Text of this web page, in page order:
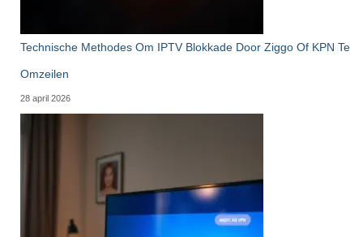
Technische Methodes Om IPTV Blokkade Door Ziggo Of KPN Te
Omzeilen
28 april 2026